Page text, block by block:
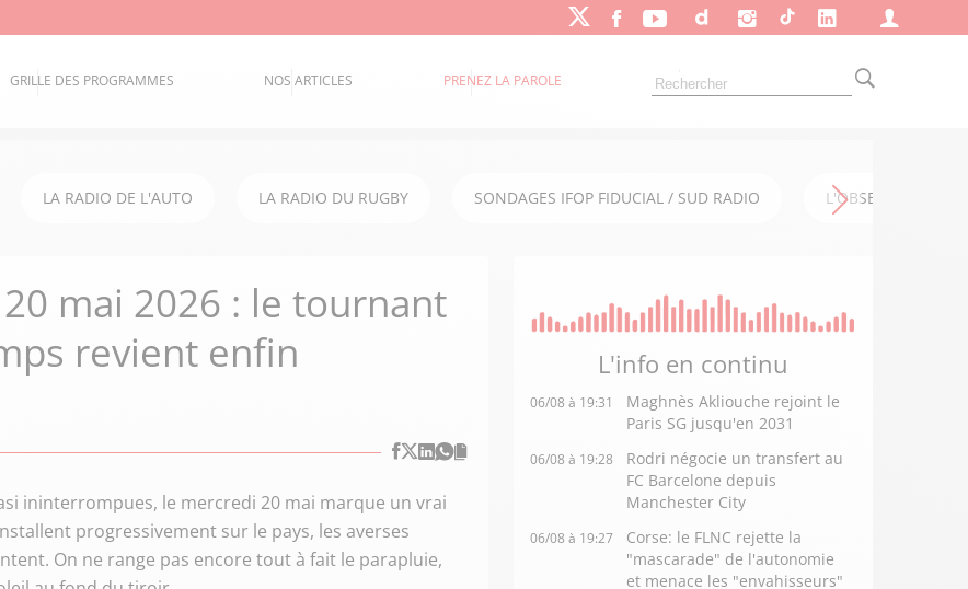
GRILLE DES PROGRAMMES NOS ARTICLES PRENEZ LA PAROLE
LA RADIO DE L'AUTO LA RADIO DU RUGBY SONDAGES IFOP FIDUCIAL / SUD RADIO L'OBSERVATOIRE
mai 2026 : le tournant
revient enfin
ininterrompues, le mercredi 20 mai marque un vrai
progressivement sur le pays, les averses
On ne range pas encore tout à fait le parapluie,
L'info en continu
06/08 à 19:31
Maghnès Akliouche rejoint le
Paris SG jusqu'en 2031
06/08 à 19:28
Rodri négocie un transfert au
FC Barcelone depuis
Manchester City
06/08 à 19:27
Corse: le FLNC rejette la
"mascarade" de l'autonomie
et menace les "envahisseurs"